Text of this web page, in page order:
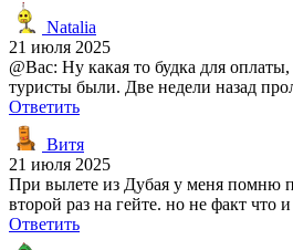
Natalia
21 июля 2025
@Вас: Ну какая то будка для
туристы были. Две недели назад
Ответить
Витя
21 июля 2025
При вылете из Дубая у меня помню
второй раз на гейте. но не факт что
Ответить